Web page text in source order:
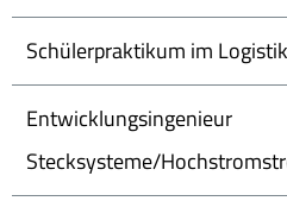
Schülerpraktikum im
Entwicklungsingenieur
Stecksysteme/